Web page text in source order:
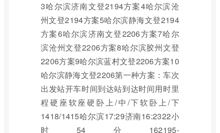
3哈尔滨济南文登2194方案4哈尔滨沧
州文登2194方案5哈尔滨静海文登2194
方案6哈尔滨济南文登2206方案7哈尔
滨沧州文登2206方案8哈尔滨胶州文登
2206方案9哈尔滨蓝村文登2206方案10
哈尔滨静海文登2206第一种方案：车次
出发站开车时间到达站到达时间用时里
程硬座软座硬卧上/中/下软卧上/下
1418/1415哈尔滨17:29济南16:2322小
时54分162195-